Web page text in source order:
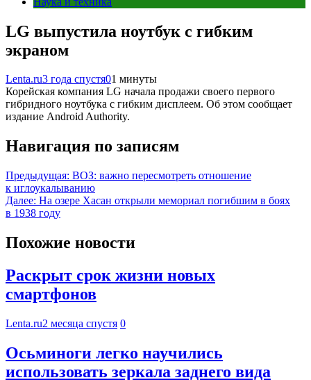
LG выпустила ноутбук с гибким
экраном
Lenta.ru3 года спустя01 минуты
Корейская компания LG начала продажи своего первого
гибридного ноутбука с гибким дисплеем. Об этом сообщает
издание Android Authority.
Навигация по записям
Предыдущая: ВОЗ: важно пересмотреть отношение
к иглоукалыванию
Далее: На озере Хасан открыли мемориал погибшим в боях
в 1938 году
Похожие новости
Раскрыт срок жизни новых
смартфонов
Lenta.ru2 месяца спустя 0
Осьминоги легко научились
использовать зеркала заднего вида